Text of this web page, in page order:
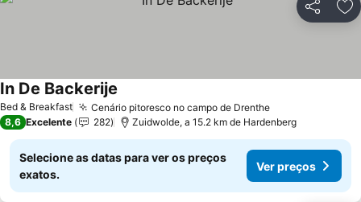
Partilhar
Bed & Breakfast Cenário pitoresco no campo de Drenthe
In De Backerije
8,6 Excelente 282 Zuidwolde, a 15.2 km de Hardenberg
Selecione as datas para ver os preços
exatos.
Ver preços